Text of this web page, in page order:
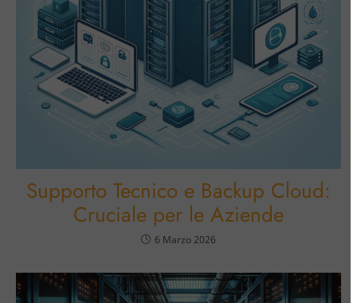
Supporto Tecnico e Backup Cloud:
Cruciale per le Aziende
6 Marzo 2026